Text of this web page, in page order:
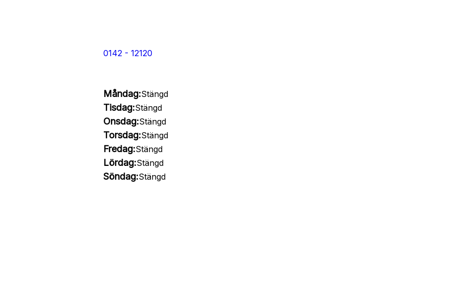
0142 - 12120
Måndag:Stängd
Tisdag:Stängd
Onsdag:Stängd
Torsdag:Stängd
Fredag:Stängd
Lördag:Stängd
Söndag:Stängd